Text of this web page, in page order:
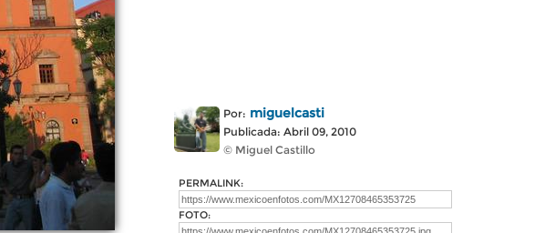
Por: miguelcasti
Publicada: Abril 09, 2010
© Miguel Castillo
PERMALINK:
FOTO: